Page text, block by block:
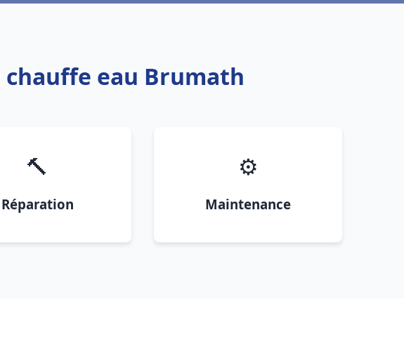
eau Brumath
🔨
Réparation
⚙️
Maintenance